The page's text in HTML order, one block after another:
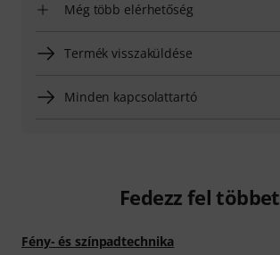
Még több elérhetőség
Termék visszaküldése
Minden kapcsolattartó
Fedezz fel többet
Fény- és színpadtechnika